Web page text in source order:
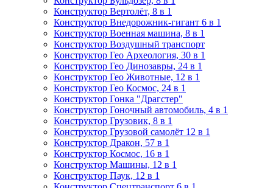
Конструктор Вертолёт, 8 в 1
Конструктор Внедорожник-гигант 6 в 1
Конструктор Военная машина, 8 в 1
Конструктор Воздушный транспорт
Конструктор Гео Археология, 30 в 1
Конструктор Гео Динозавры, 24 в 1
Конструктор Гео Животные, 12 в 1
Конструктор Гео Космос, 24 в 1
Конструктор Гонка "Драгстер"
Конструктор Гоночный автомобиль, 4 в 1
Конструктор Грузовик, 8 в 1
Конструктор Грузовой самолёт 12 в 1
Конструктор Дракон, 57 в 1
Конструктор Космос, 16 в 1
Конструктор Машины, 12 в 1
Конструктор Паук, 12 в 1